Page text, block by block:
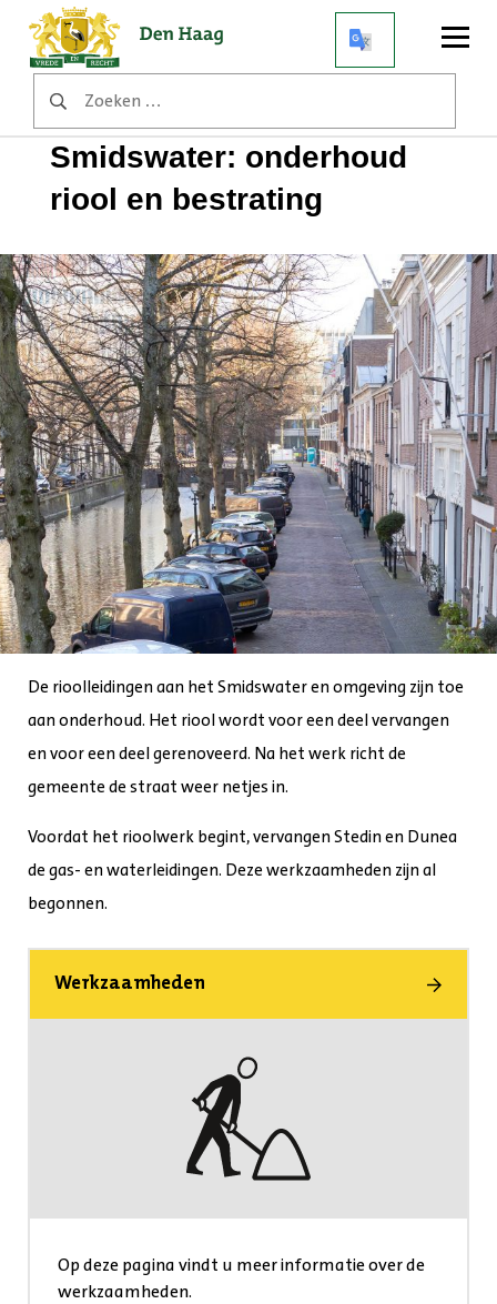
naar:
Open
Smidswater: onderhoud
riool en bestrating
Smidswater: onderhoud riool en bestrating
De rioolleidingen aan het Smidswater en omgeving zijn toe
aan onderhoud. Het riool wordt voor een deel vervangen
en voor een deel gerenoveerd. Na het werk richt de
gemeente de straat weer netjes in.
Voordat het rioolwerk begint, vervangen Stedin en Dunea
de gas- en waterleidingen. Deze werkzaamheden zijn al
begonnen.
Werkzaamheden
Op deze pagina vindt u meer informatie over de
werkzaamheden.